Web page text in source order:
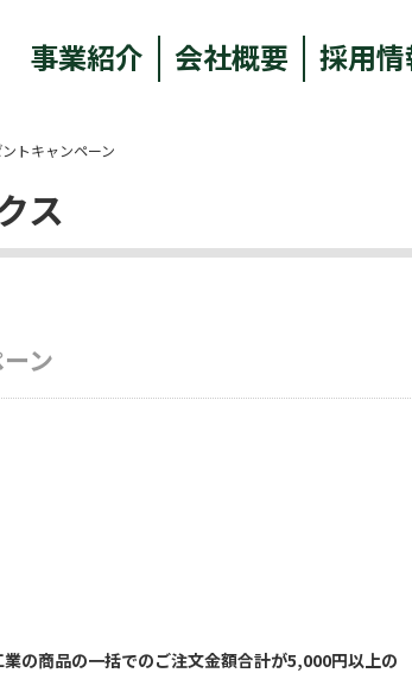
事業紹介 会社概要 採用
トキャンペーン
ス
ン
の商品の一括でのご注文金額合計が5,000円以上の